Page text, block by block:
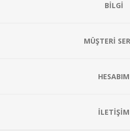
BILGI
MÜŞTERI
HESABIM
İLETIŞIM